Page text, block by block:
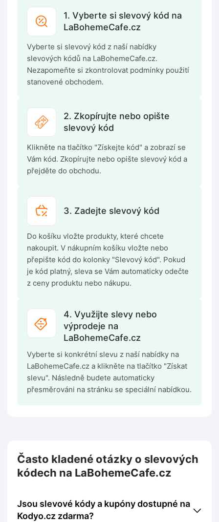
1. Vyberte si slevový kód na
LaBohemeCafe.cz
Vyberte si slevový kód z naší nabídky
slevových kódů na LaBohemeCafe.cz.
Nezapomeňte si zkontrolovat podmínky použití
stanovené obchodem.
2. Zkopírujte nebo opište
slevový kód
Klikněte na tlačítko "Získejte kód" a zobrazí se
Vám kód. Zkopírujte nebo opište slevový kód a
přejděte do obchodu.
3. Zadejte slevový kód
Do košíku vložte produkty, které chcete
nakoupit. V nákupním košíku vložte nebo
přepište kód do kolonky "Slevový kód". Pokud
je kód platný, sleva se Vám automaticky odečte
z ceny produktu nebo nákupu.
4. Využijte slevy nebo
výprodeje na
LaBohemeCafe.cz
Vyberte si konkrétní slevu z naší nabídky na
LaBohemeCafe.cz a klikněte na tlačítko "Získat
slevu". Následně budete automaticky
přesměrováni na stránku se speciální nabídkou.
Často kladené otázky o slevových
kódech na LaBohemeCafe.cz
Jsou slevové kódy a kupóny dostupné na
Kodyo.cz zdarma?